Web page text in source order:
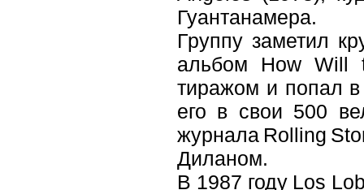
Гуантанамера.
Группу заметил
альбом How Will
тиражом и попал
его в свои 500
журнала Rolling
Диланом.
В 1987 году Los